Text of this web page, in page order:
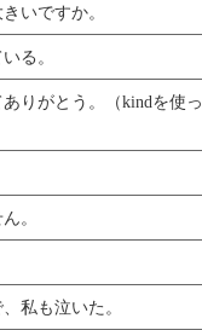
いですか。
る。
りがとう。（kindを使っ
。
私も泣いた。